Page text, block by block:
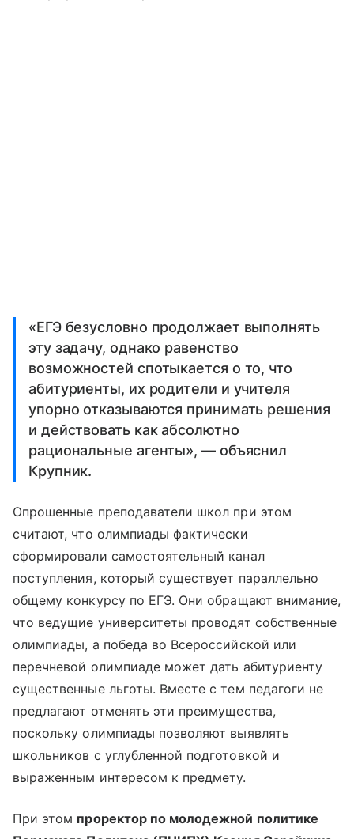
«ЕГЭ безусловно продолжает выполнять
эту задачу, однако равенство
возможностей спотыкается о то, что
абитуриенты, их родители и учителя
упорно отказываются принимать решения
и действовать как абсолютно
рациональные агенты», — объяснил
Крупник.
Опрошенные преподаватели школ при этом
считают, что олимпиады фактически
сформировали самостоятельный канал
поступления, который существует параллельно
общему конкурсу по ЕГЭ. Они обращают внимание,
что ведущие университеты проводят собственные
олимпиады, а победа во Всероссийской или
перечневой олимпиаде может дать абитуриенту
существенные льготы. Вместе с тем педагоги не
предлагают отменять эти преимущества,
поскольку олимпиады позволяют выявлять
школьников с углубленной подготовкой и
выраженным интересом к предмету.
При этом проректор по молодежной политике